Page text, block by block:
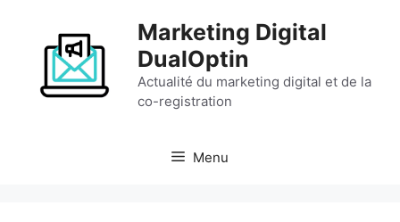
contenu
Marketing Digital
DualOptin
Actualité du marketing digital et de la
co-registration
Menu